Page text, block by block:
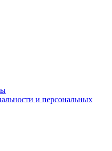
и персональных